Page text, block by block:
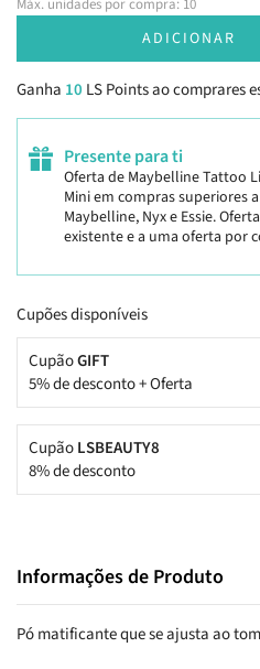
Máx. unidades por compra: 10
ADICIONAR
Ganha 10 LS Points ao comprares
Presente para ti
Oferta de Maybelline Tattoo
Mini em compras superiores
Maybelline, Nyx e Essie.
existente e a uma oferta por
Cupões disponíveis
CupãoGIFT
5% de desconto + Oferta
CupãoLSBEAUTY8
8% de desconto
Informações de Produto
Pó matificante que se ajusta ao